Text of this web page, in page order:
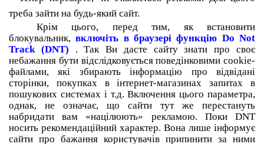
треба зайти на будь-який сайт.
Крім цього, перед тим, як встановити
блокувальник,включіть в браузері функцію Do Not
Track (DNT) .Так Ви дасте сайту знати про своє
небажання бути відслідковується поведінковими cookie-
файлами, які збирають інформацію про відвідані
сторінки, покупках в інтернет-магазинах запитах в
пошукових системах і т.д. Включення цього параметра,
однак, не означає, що сайти тут же перестануть
набридати вам «націлюють» рекламою. Поки DNT
носить рекомендаційний характер. Вона лише інформує
сайти про бажання користувачів припинити за ними